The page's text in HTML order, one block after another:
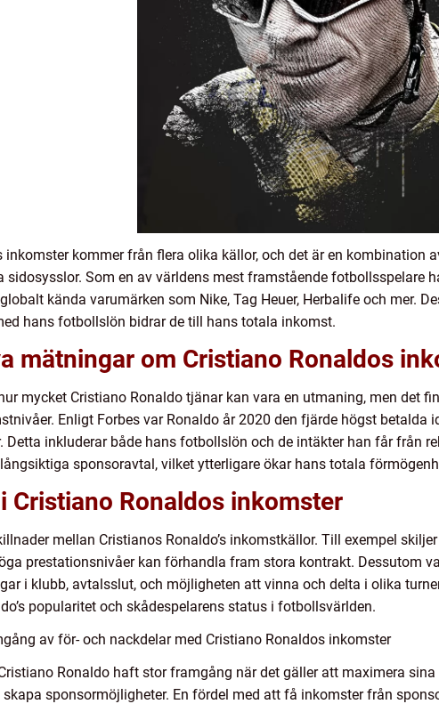
inkomster kommer från flera olika källor, och det är en kombination
sidosysslor. Som en av världens mest framstående fotbollsspelare
kända varumärken som Nike, Tag Heuer, Herbalife och mer.
hans fotbollslön bidrar de till hans totala inkomst.
mätningar om Cristiano Ronaldos
mycket Cristiano Ronaldo tjänar kan vara en utmaning, men det
Enligt Forbes var Ronaldo år 2020 den fjärde högst betalda
Detta inkluderar både hans fotbollslön och de intäkter han får från
sponsoravtal, vilket ytterligare ökar hans totala
Cristiano Ronaldos inkomster
mellan Cristianos Ronaldo’s inkomstkällor. Till exempel
prestationsnivåer kan förhandla fram stora kontrakt. Dessutom
i klubb, avtalsslut, och möjligheten att vinna och delta i olika
popularitet och skådespelarens status i fotbollsvärlden.
av för- och nackdelar med Cristiano Ronaldos inkomster
Ronaldo haft stor framgång när det gäller att maximera
sponsormöjligheter. En fördel med att få inkomster från